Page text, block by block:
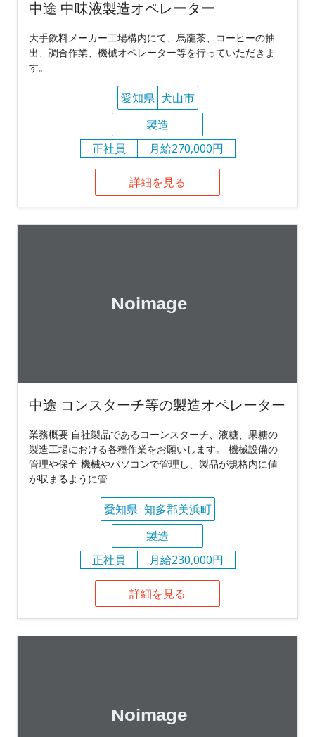
中途 中味液製造オペレーター
大手飲料メーカー工場構内にて、烏龍茶、コーヒーの抽
出、調合作業、機械オペレーター等を行っていただきま
す。
愛知県 犬山市
製造
正社員
月給270,000円
詳細を見る
中途 コンスターチ等の製造オペレーター
業務概要 自社製品であるコーンスターチ、液糖、果糖の
製造工場における各種作業をお願いします。 機械設備の
管理や保全 機械やパソコンで管理し、製品が規格内に値
が収まるように管
愛知県 知多郡美浜町
製造
正社員
月給230,000円
詳細を見る